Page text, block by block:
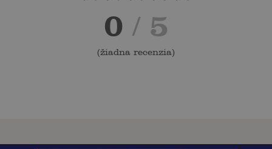
0 / 5
(žiadna recenzia)